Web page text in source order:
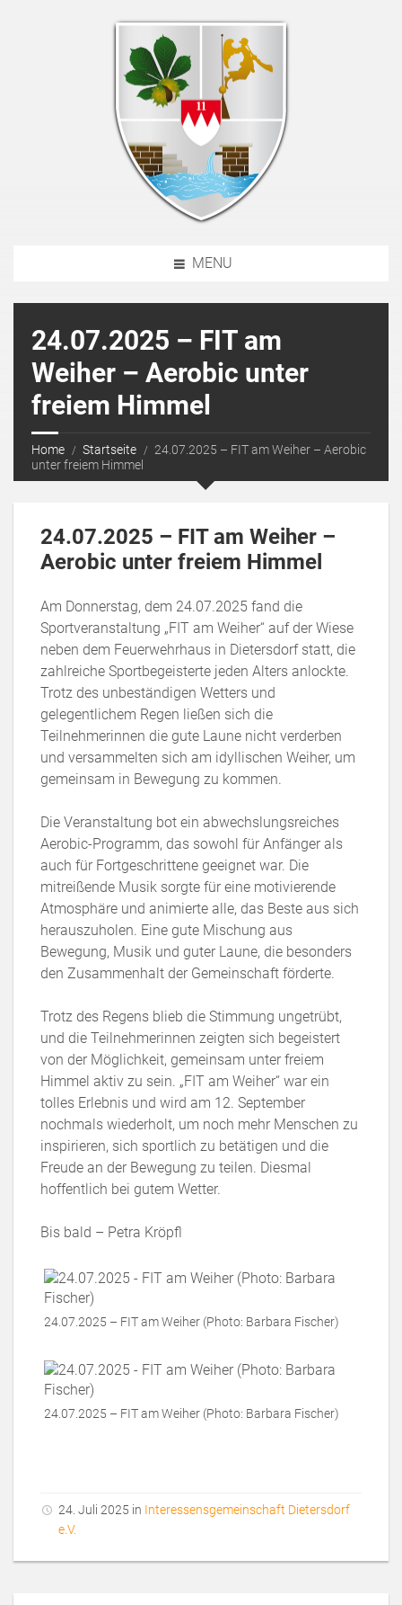
MENU
24.07.2025 – FIT am
Weiher – Aerobic unter
freiem Himmel
Home Startseite
24.07.2025 – FIT am Weiher – Aerobic
unter freiem Himmel
24.07.2025 – FIT am Weiher –
Aerobic unter freiem Himmel
Am Donnerstag, dem 24.07.2025 fand die
Sportveranstaltung „FIT am Weiher“ auf der Wiese
neben dem Feuerwehrhaus in Dietersdorf statt, die
zahlreiche Sportbegeisterte jeden Alters anlockte.
Trotz des unbeständigen Wetters und
gelegentlichem Regen ließen sich die
Teilnehmerinnen die gute Laune nicht verderben
und versammelten sich am idyllischen Weiher, um
gemeinsam in Bewegung zu kommen.
Die Veranstaltung bot ein abwechslungsreiches
Aerobic-Programm, das sowohl für Anfänger als
auch für Fortgeschrittene geeignet war. Die
mitreißende Musik sorgte für eine motivierende
Atmosphäre und animierte alle, das Beste aus sich
herauszuholen. Eine gute Mischung aus
Bewegung, Musik und guter Laune, die besonders
den Zusammenhalt der Gemeinschaft förderte.
Trotz des Regens blieb die Stimmung ungetrübt,
und die Teilnehmerinnen zeigten sich begeistert
von der Möglichkeit, gemeinsam unter freiem
Himmel aktiv zu sein. „FIT am Weiher“ war ein
tolles Erlebnis und wird am 12. September
nochmals wiederholt, um noch mehr Menschen zu
inspirieren, sich sportlich zu betätigen und die
Freude an der Bewegung zu teilen. Diesmal
hoffentlich bei gutem Wetter.
Bis bald – Petra Kröpfl
24.07.2025 – FIT am Weiher (Photo: Barbara Fischer)
24.07.2025 – FIT am Weiher (Photo: Barbara Fischer)
24. Juli 2025 in Interessensgemeinschaft Dietersdorf
e.V.